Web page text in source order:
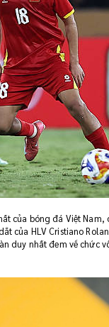
của bóng đá Việt
của HLV Cristiano
duy nhất đem về